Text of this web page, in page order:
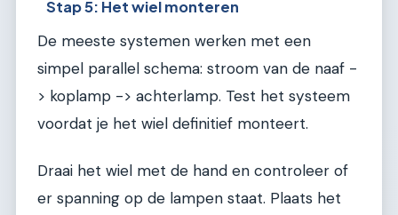
Stap 5: Het wiel monteren
De meeste systemen werken met een
simpel parallel schema: stroom van de naaf -
> koplamp -> achterlamp. Test het systeem
voordat je het wiel definitief monteert.
Draai het wiel met de hand en controleer of
er spanning op de lampen staat. Plaats het